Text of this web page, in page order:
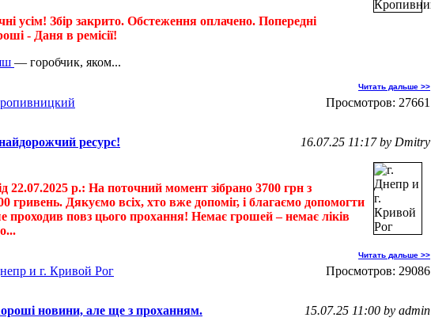
усім! Збір закрито. Обстеження оплачено. Попередні
- Даня в ремісії!
— горобчик, яком...
Читать дальше >>
Просмотров: 27661
ресурс! 16.07.25 11:17 by Dmitry
22.07.2025 р.: На поточний момент зібрано 3700 грн з
гривень. Дякуємо всіх, хто вже допоміг, і благаємо допомогти
проходив повз цього прохання! Немає грошей – немає ліків
Читать дальше >>
и г. Кривой Рог Просмотров: 29086
новини, але ще з проханням. 15.07.25 11:00 by admin